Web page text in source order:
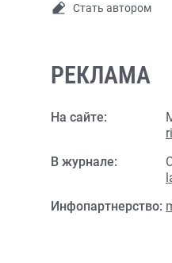
Стать автором
РЕКЛАМА
На сайте:
В журнале:
Инфопартнерство: